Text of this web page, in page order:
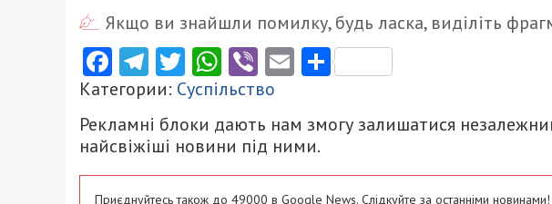
Якщо ви знайшли помилку, будь ласка, виділіть
Facebook
Telegram
Twitter
WhatsApp
ViberEmailПоділитися
Категории: Суспільство
Рекламні блоки дають нам змогу залишатися
найсвіжіші новини під ними.
Приєднуйтесь також до 49000 в Google News. Слідкуйте за останніми новинами!